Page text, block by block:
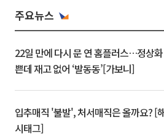
주요뉴스
22일 만에 다시 문 연 홈플러스…정상
쁜데 재고 없어 ‘발동동’[가보니]
입추매직 '불발', 처서매직은 올까요? [
시태그]